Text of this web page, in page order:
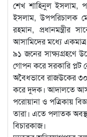
শেখ শাহিনুল ইসলাম,
ইসলাম, উপপরিচালক
রহমান, প্রধানমন্ত্রীর
আসামিদের মধ্যে
৯১ জনের সাক্ষ্যগ্রহণে
গোপন করে সরকারি প্লট
অবৈধভাবে রাজউকের ৩০
করে দুদক। আদালতে
পরোয়ানা ও পত্রিকায়
তারা। এতে পলাতক
বিচারকাজ।